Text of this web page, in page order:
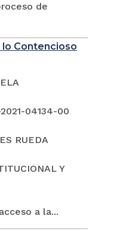
de
lo Contencioso
04134-00
RUEDA
Y
a la...